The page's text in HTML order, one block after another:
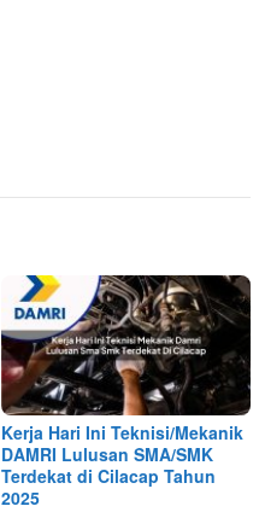
Kerja Hari Ini Teknisi/Mekanik
DAMRI Lulusan SMA/SMK
Terdekat di Cilacap Tahun
2025